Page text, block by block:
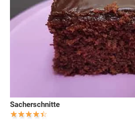
Sacherschnitte